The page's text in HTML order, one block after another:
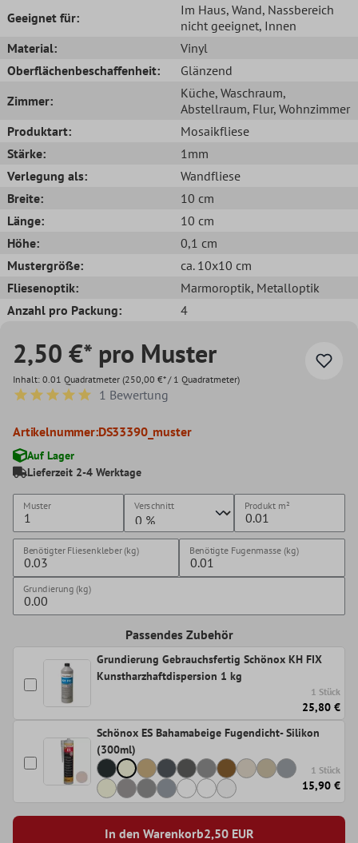
Geeignet für:
Im Haus, Wand, Nassbereich
nicht geeignet, Innen
Material:
Vinyl
Oberflächenbeschaffenheit:
Glänzend
Zimmer:
Küche, Waschraum,
Abstellraum, Flur, Wohnzimmer
Produktart:
Mosaikfliese
Stärke:
1mm
Verlegung als:
Wandfliese
Breite:
10 cm
Länge:
10 cm
Höhe:
0,1 cm
Mustergröße:
ca. 10x10 cm
Fliesenoptik:
Marmoroptik, Metalloptik
Anzahl pro Packung:
4
2,50 €* pro Muster
Inhalt: 0.01 Quadratmeter (250,00 €* / 1 Quadratmeter)
Durchschnittliche Bewertung von 5 von 5 Sternen
1 Bewertung
Artikelnummer:DS33390_muster
Auf Lager
Lieferzeit 2-4 Werktage
Muster Verschnitt Produkt m²
Benötigter Fliesenkleber (kg) Benötigte Fugenmasse (kg)
Grundierung (kg)
Passendes Zubehör
Grundierung Gebrauchsfertig Schönox KH FIX
Kunstharzhaftdispersion 1 kg
1 Stück
25,80 €
Schönox ES Bahamabeige Fugendicht- Silikon
(300ml)
1 Stück
15,90 €
In den Warenkorb2,50EUR